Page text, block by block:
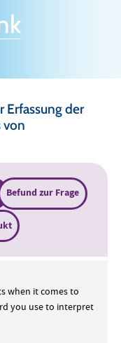
Erfassung der
von
Befund zur Frage
when it comes to
you use to interpret